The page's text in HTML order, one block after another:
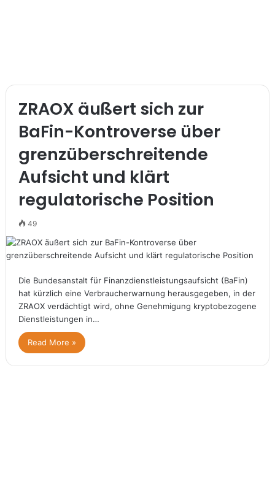
ZRAOX äußert sich zur
BaFin-Kontroverse über
grenzüberschreitende
Aufsicht und klärt
regulatorische Position
49
Die Bundesanstalt für Finanzdienstleistungsaufsicht (BaFin)
hat kürzlich eine Verbraucherwarnung herausgegeben, in der
ZRAOX verdächtigt wird, ohne Genehmigung kryptobezogene
Dienstleistungen in…
Read More »